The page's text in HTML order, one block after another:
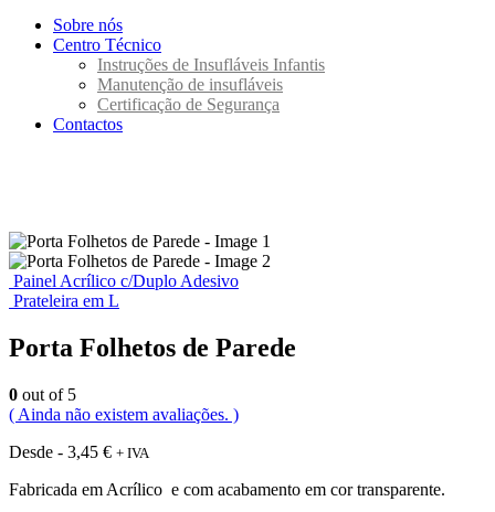
Sobre nós
Centro Técnico
Instruções de Insufláveis Infantis
Manutenção de insufláveis
Certificação de Segurança
Contactos
Painel Acrílico c/Duplo Adesivo
Prateleira em L
Porta Folhetos de Parede
0 out of 5
( Ainda não existem avaliações. )
Desde - 3,45 € + IVA
Fabricada em Acrílico e com acabamento em cor transparente.